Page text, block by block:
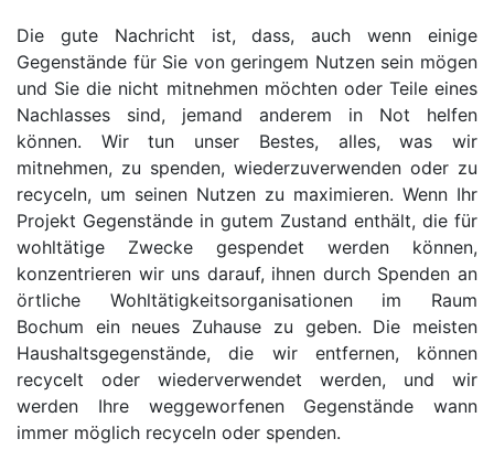
Die gute Nachricht ist, dass, auch wenn einige
Gegenstände für Sie von geringem Nutzen sein mögen
und Sie die nicht mitnehmen möchten oder Teile eines
Nachlasses sind, jemand anderem in Not helfen
können. Wir tun unser Bestes, alles, was wir
mitnehmen, zu spenden, wiederzuverwenden oder zu
recyceln, um seinen Nutzen zu maximieren. Wenn Ihr
Projekt Gegenstände in gutem Zustand enthält, die für
wohltätige Zwecke gespendet werden können,
konzentrieren wir uns darauf, ihnen durch Spenden an
örtliche Wohltätigkeitsorganisationen im Raum
Bochum ein neues Zuhause zu geben. Die meisten
Haushaltsgegenstände, die wir entfernen, können
recycelt oder wiederverwendet werden, und wir
werden Ihre weggeworfenen Gegenstände wann
immer möglich recyceln oder spenden.